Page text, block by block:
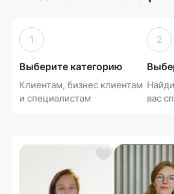
1
Выберите категорию
Клиентам, бизнес клиентам
и специалистам
2
вас